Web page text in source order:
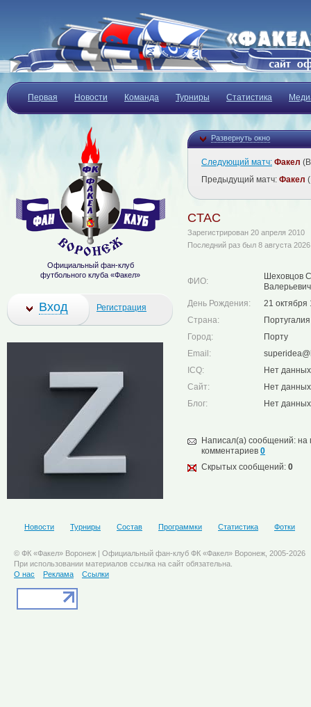
Первая Новости Команда Турниры Статистика
Развернуть окно
Следующий матч: Факел
Предыдущий матч: Факел
CTAC
Зарегистрирован 20 апреля 2010
Последний раз был 8 августа
ФИО:
Шеховцов
Валерьевич
День Рождения:
21 октября
Страна:
Португалия
Город:
Порту
Email:
ICQ:
Нет данных
Cайт:
Нет данных
Блог:
Нет данных
Написал(а) сообщений: на
комментариев 0
Скрытых сообщений: 0
Официальный фан-клуб
футбольного клуба «Факел»
Вход Регистрация
Новости Турниры Состав Программки Статистика Фотки
© ФК «Факел» Воронеж | Официальный фан-клуб ФК «Факел» Воронеж, 2005-2026
При использовании материалов ссылка на сайт обязательна.
О нас
Реклама Ссылки